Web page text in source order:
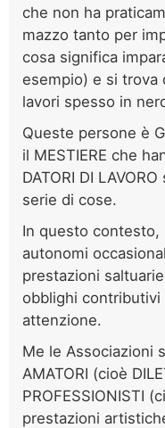
che non ha
mazzo tanto per
cosa significa
esempio) e si trova
lavori spesso in
Queste persone è
il MESTIERE che
DATORI DI
serie di cose.
In questo contesto,
autonomi
prestazioni
obblighi
attenzione.
Me le Associazioni
AMATORI (cioè
PROFESSIONISTI
prestazioni